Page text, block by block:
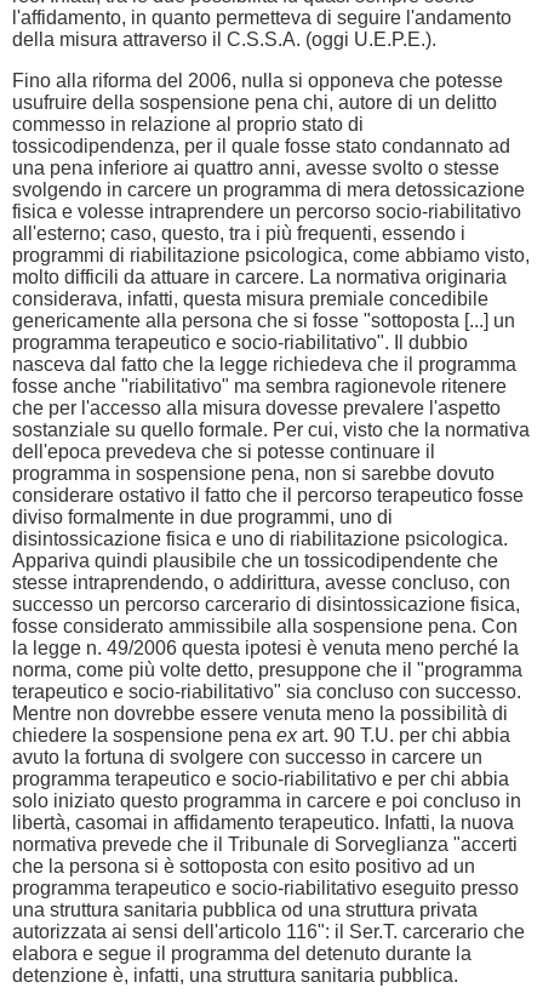
l'affidamento, in quanto permetteva di seguire l'andamento
della misura attraverso il C.S.S.A. (oggi U.E.P.E.).
Fino alla riforma del 2006, nulla si opponeva che potesse
usufruire della sospensione pena chi, autore di un delitto
commesso in relazione al proprio stato di
tossicodipendenza, per il quale fosse stato condannato ad
una pena inferiore ai quattro anni, avesse svolto o stesse
svolgendo in carcere un programma di mera detossicazione
fisica e volesse intraprendere un percorso socio-riabilitativo
all'esterno; caso, questo, tra i più frequenti, essendo i
programmi di riabilitazione psicologica, come abbiamo visto,
molto difficili da attuare in carcere. La normativa originaria
considerava, infatti, questa misura premiale concedibile
genericamente alla persona che si fosse "sottoposta [...] un
programma terapeutico e socio-riabilitativo". Il dubbio
nasceva dal fatto che la legge richiedeva che il programma
fosse anche "riabilitativo" ma sembra ragionevole ritenere
che per l'accesso alla misura dovesse prevalere l'aspetto
sostanziale su quello formale. Per cui, visto che la normativa
dell'epoca prevedeva che si potesse continuare il
programma in sospensione pena, non si sarebbe dovuto
considerare ostativo il fatto che il percorso terapeutico fosse
diviso formalmente in due programmi, uno di
disintossicazione fisica e uno di riabilitazione psicologica.
Appariva quindi plausibile che un tossicodipendente che
stesse intraprendendo, o addirittura, avesse concluso, con
successo un percorso carcerario di disintossicazione fisica,
fosse considerato ammissibile alla sospensione pena. Con
la legge n. 49/2006 questa ipotesi è venuta meno perché la
norma, come più volte detto, presuppone che il "programma
terapeutico e socio-riabilitativo" sia concluso con successo.
Mentre non dovrebbe essere venuta meno la possibilità di
chiedere la sospensione pena exart. 90 T.U. per chi abbia
avuto la fortuna di svolgere con successo in carcere un
programma terapeutico e socio-riabilitativo e per chi abbia
solo iniziato questo programma in carcere e poi concluso in
libertà, casomai in affidamento terapeutico. Infatti, la nuova
normativa prevede che il Tribunale di Sorveglianza "accerti
che la persona si è sottoposta con esito positivo ad un
programma terapeutico e socio-riabilitativo eseguito presso
una struttura sanitaria pubblica od una struttura privata
autorizzata ai sensi dell'articolo 116": il Ser.T. carcerario che
elabora e segue il programma del detenuto durante la
detenzione è, infatti, una struttura sanitaria pubblica.